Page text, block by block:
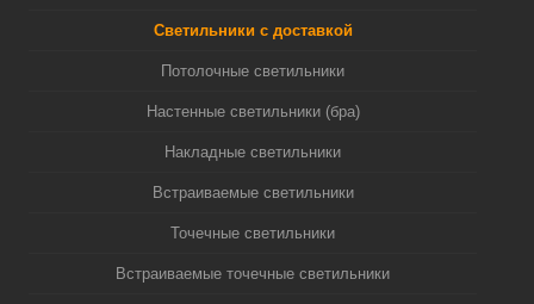
Светильники с доставкой
Потолочные светильники
Настенные светильники (бра)
Накладные светильники
Встраиваемые светильники
Точечные светильники
Встраиваемые точечные светильники